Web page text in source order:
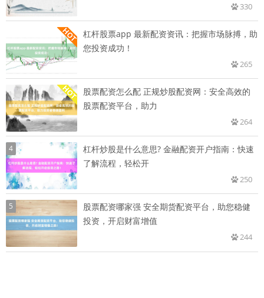
330
杠杆股票app 最新配资资讯：把握市场脉搏，助
您投资成功！
265
股票配资怎么配 正规炒股配资网：安全高效的
股票配资平台，助力
264
4
杠杆炒股是什么意思? 金融配资开户指南：快速
了解流程，轻松开
250
5
股票配资哪家强 安全期货配资平台，助您稳健
投资，开启财富增值
244